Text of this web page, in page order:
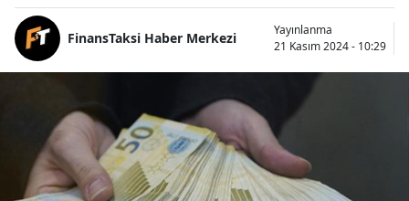
FinansTaksi Haber Merkezi
Yayınlanma
21 Kasım 2024 - 10:29